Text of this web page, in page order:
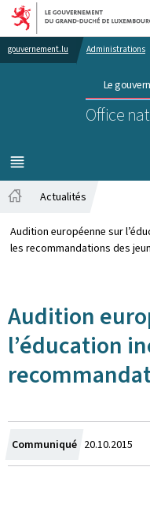
Aller
gouvernement.lu Administrations
Le
Office
MENU
PRINCIPAL
Actualités
Audition européenne sur
les recommandations des
Audition
l’éducation
Communiqué Crée
le
20.10.2015